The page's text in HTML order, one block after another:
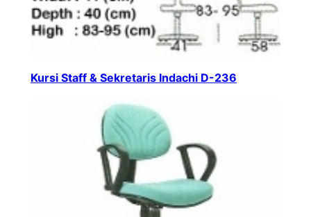
Kursi Staff & Sekretaris Indachi D-236